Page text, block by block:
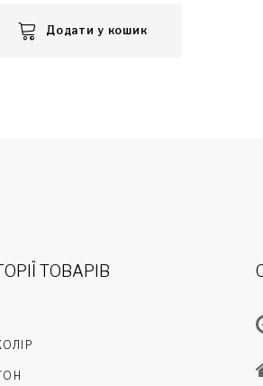
Додати у кошик
ТОВАРІВ